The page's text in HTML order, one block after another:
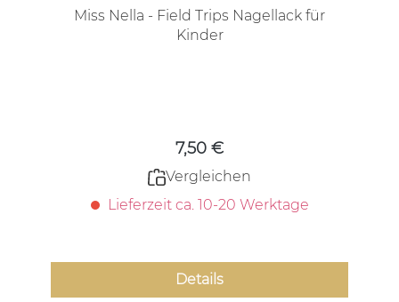
Miss Nella - Field Trips Nagellack für
Kinder
7,50 €
Vergleichen
Lieferzeit ca. 10-20 Werktage
Details